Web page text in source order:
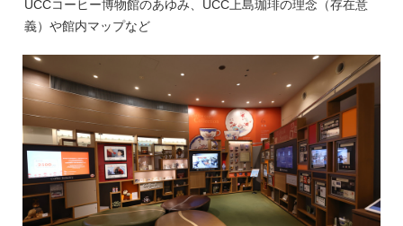
UCCコーヒー博物館のあゆみ、UCC上島珈琲の理念（存在意
義）や館内マップなど